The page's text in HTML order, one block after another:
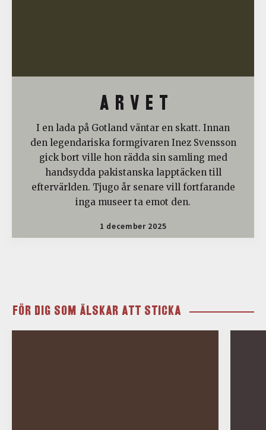
A R V E T
I en lada på Gotland väntar en skatt. Innan
den legendariska formgivaren Inez Svensson
gick bort ville hon rädda sin samling med
handsydda pakistanska lapptäcken till
eftervärlden. Tjugo år senare vill fortfarande
inga museer ta emot den.
1 december 2025
FÖR DIG SOM ÄLSKAR ATT STICKA